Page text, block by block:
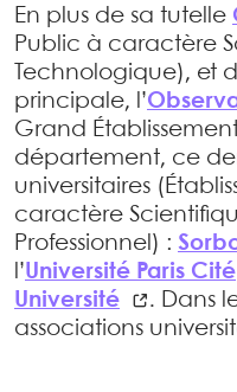
En plus de sa tutelle
Public à caractère
Technologique), et
principale, l’
Grand
département, ce
universitaires
caractère
Professionnel) :
l’Université Paris Cité
Université
. Dans
associations